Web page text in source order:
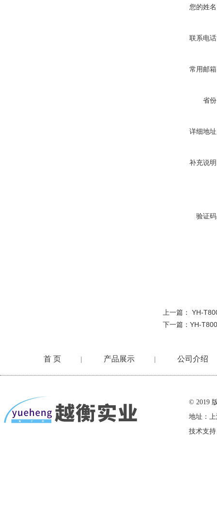
您的姓
联系电
常用邮
省
详细地
补充说
验证
上一篇： YH-
下一篇： YH-
首 页 | 产品展示 | 公司介绍
© 2019
地址：
技术支